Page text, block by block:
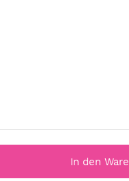
In den